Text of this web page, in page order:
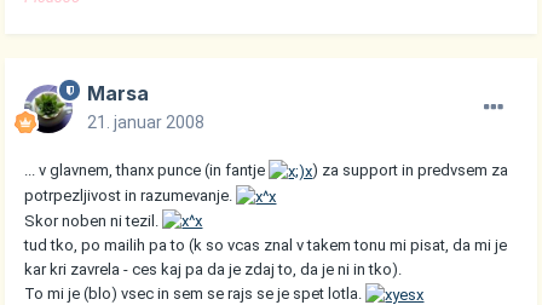
Marsa
21. januar 2008
... v glavnem, thanx punce (in fantje
) za support in predvsem za
potrpezljivost in razumevanje.
Skor noben ni tezil.
tud tko, po mailih pa to (k so vcas znal v takem tonu mi pisat, da mi je
kar kri zavrela - ces kaj pa da je zdaj to, da je ni in tko).
To mi je (blo) vsec in sem se rajs se je spet lotla.